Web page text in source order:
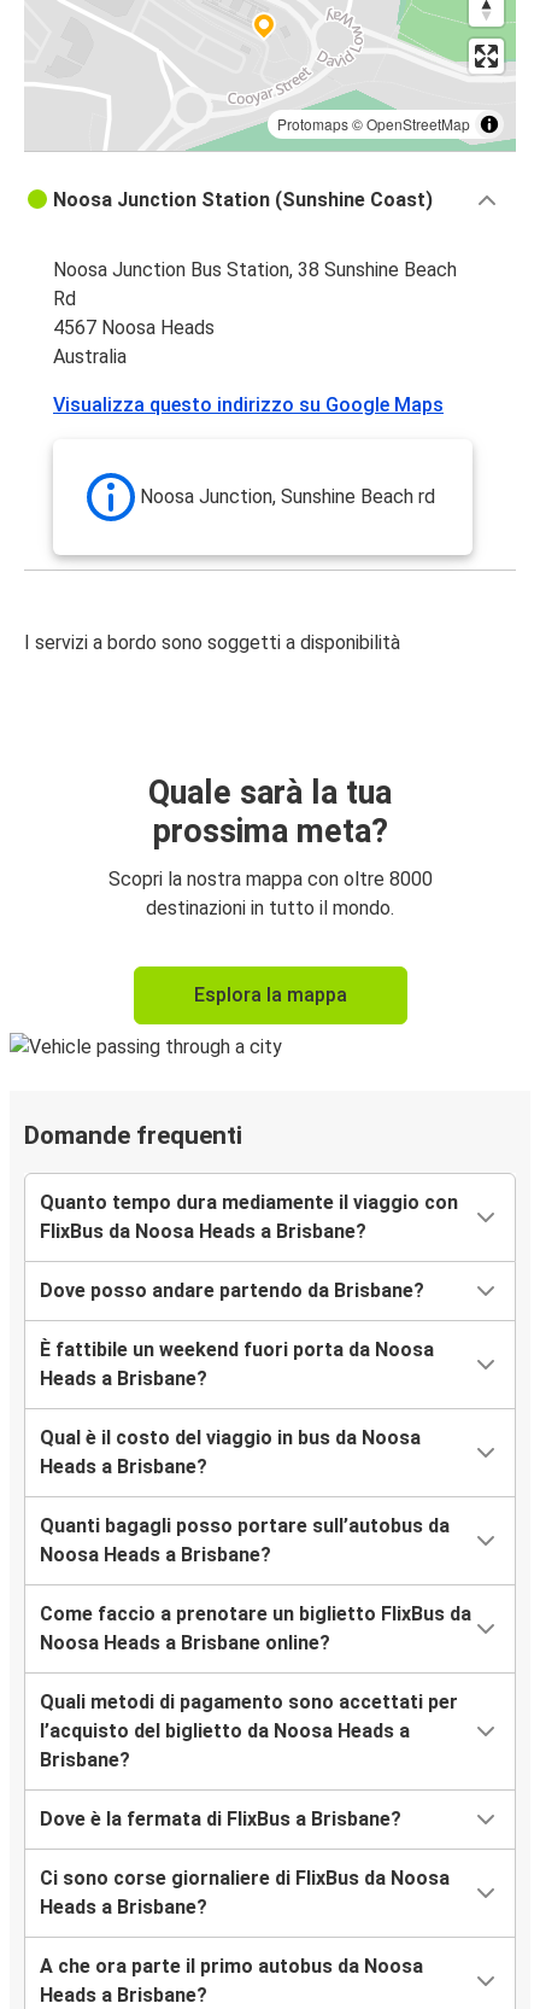
Protomaps©OpenStreetMap
Noosa Junction Station (Sunshine Coast)
Noosa Junction Bus Station, 38 Sunshine Beach
Rd
4567 Noosa Heads
Australia
Visualizza questo indirizzo su Google Maps
Noosa Junction, Sunshine Beach rd
I servizi a bordo sono soggetti a disponibilità
Quale sarà la tua
prossima meta?
Scopri la nostra mappa con oltre 8000
destinazioni in tutto il mondo.
Esplora la mappa
Domande frequenti
Quanto tempo dura mediamente il viaggio con
FlixBus da Noosa Heads a Brisbane?
Dove posso andare partendo da Brisbane?
È fattibile un weekend fuori porta da Noosa
Heads a Brisbane?
Qual è il costo del viaggio in bus da Noosa
Heads a Brisbane?
Quanti bagagli posso portare sull’autobus da
Noosa Heads a Brisbane?
Come faccio a prenotare un biglietto FlixBus da
Noosa Heads a Brisbane online?
Quali metodi di pagamento sono accettati per
l’acquisto del biglietto da Noosa Heads a
Brisbane?
Dove è la fermata di FlixBus a Brisbane?
Ci sono corse giornaliere di FlixBus da Noosa
Heads a Brisbane?
A che ora parte il primo autobus da Noosa
Heads a Brisbane?